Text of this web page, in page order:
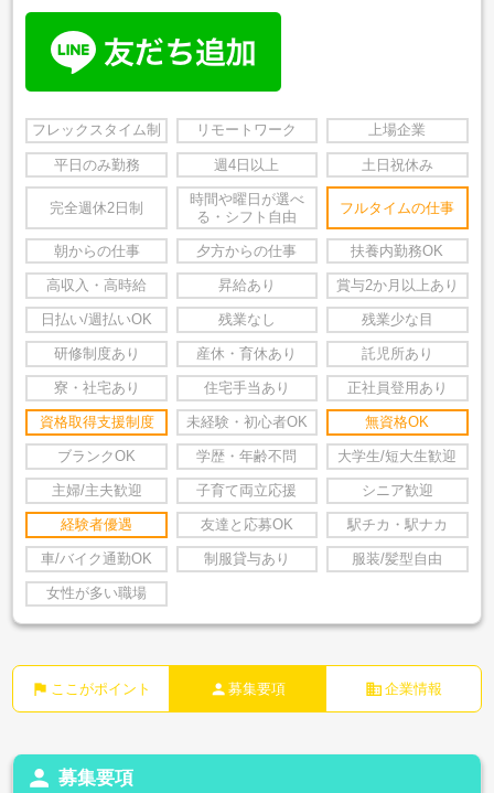
フレックスタイム制 リモートワーク 上場企業
平日のみ勤務 週4日以上 土日祝休み
完全週休2日制
時間や曜日が選べ
る・シフト自由
フルタイムの仕事
朝からの仕事 夕方からの仕事 扶養内勤務OK
高収入・高時給 昇給あり 賞与2か月以上あり
日払い/週払いOK 残業なし 残業少な目
研修制度あり 産休・育休あり 託児所あり
寮・社宅あり 住宅手当あり 正社員登用あり
資格取得支援制度 未経験・初心者OK 無資格OK
ブランクOK 学歴・年齢不問 大学生/短大生歓迎
主婦/主夫歓迎 子育て両立応援 シニア歓迎
経験者優遇 友達と応募OK 駅チカ・駅ナカ
車/バイク通勤OK 制服貸与あり 服装/髪型自由
女性が多い職場
flag ここがポイント person 募集要項 business 企業情報
person 募集要項